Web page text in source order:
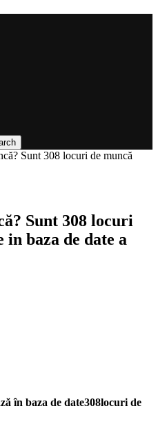
Sunt 308 locuri de muncă
Sunt 308 locuri
in baza de date a
în baza de date308locuri de